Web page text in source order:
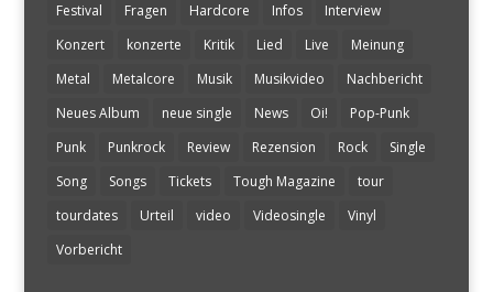
Festival
Fragen Hardcore Infos
Interview
Konzert
konzerte Kritik Lied Live
Meinung
Metal
Metalcore Musik Musikvideo
Nachbericht
Neues Album
neue single News Oi!
Pop-Punk
Punk
Punkrock Review Rezension Rock
Single
Song
Songs Tickets Tough Magazine
tour
tourdates
Urteil video Videosingle
Vinyl
Vorbericht